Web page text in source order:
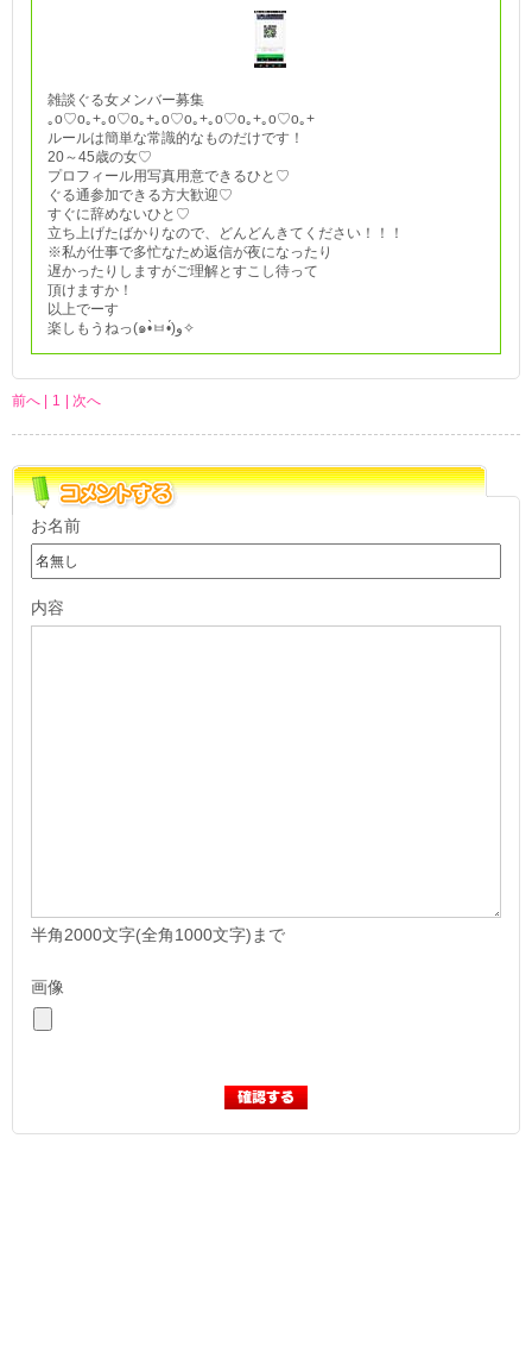
雑談ぐる女メンバー募集
｡o♡o｡+｡o♡o｡+｡o♡o｡+｡o♡o｡+｡o♡o｡+
ルールは簡単な常識的なものだけです！
20～45歳の女♡
プロフィール用写真用意できるひと♡
ぐる通参加できる方大歓迎♡
すぐに辞めないひと♡
立ち上げたばかりなので、どんどんきてください！！！
※私が仕事で多忙なため返信が夜になったり
遅かったりしますがご理解とすこし待って
頂けますか！
以上でーす
楽しもうねっ(๑•̀ㅂ•́)و✧
前へ | 1 | 次へ
お名前
内容
半角2000文字(全角1000文字)まで
画像